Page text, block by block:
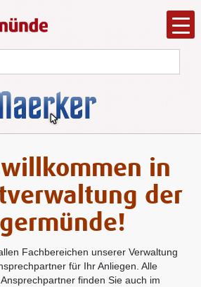
willkommen in
der
Fachbereichen unserer Verwaltung
für Ihr Anliegen. Alle
finden Sie auch im